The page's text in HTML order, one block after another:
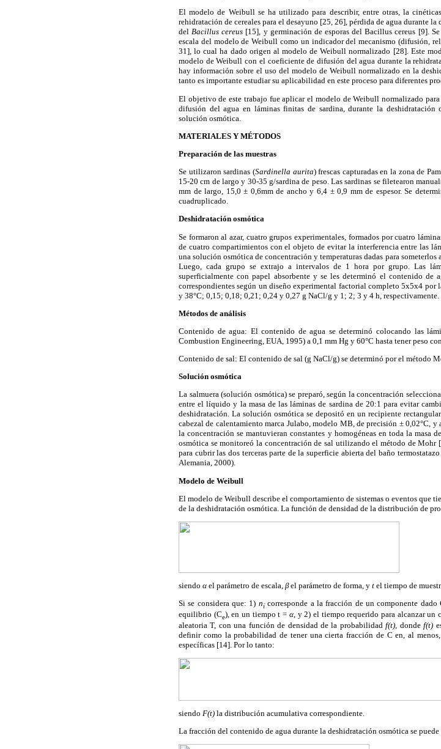
El modelo de Weibull se ha utilizado para describir, entre otras, la
rehidratación de cereales para el desayuno [25, 26], pérdida de agua durante
delBacillus cereus [15], y germinación de esporas del Bacillus cereus [9].
escala del modelo de Weibull como un indicador del mecanismo (difusión,
31], lo cual ha dado origen al modelo de Weibull normalizado [28]. Este
modelo de Weibull con el coeficiente de difusión del agua durante la
hay información sobre el uso del modelo de Weibull normalizado en la
tanto es importante estudiar su aplicabilidad en este proceso para diferentes
El objetivo de este trabajo fue aplicar el modelo de Weibull normalizado
difusión del agua en láminas finitas de sardina, durante la deshidratación
solución osmótica.
MATERIALES Y MÉTODOS
Preparación de las muestras
Se utilizaron sardinas (Sardinella aurita) frescas capturadas en la zona de
15-20 cm de largo y 30-35 g/sardina de peso. Las sardinas se filetearon
mm de largo, 15,0 ± 0,6mm de ancho y 6,4 ± 0,9 mm de espesor. Se
cuadruplicado.
Deshidratación osmótica
Se formaron al azar, cuatro grupos experimentales, formados por cuatro
de cuatro compartimientos con el objeto de evitar la interferencia entre las
una solución osmótica de concentración y temperaturas dadas para
Luego, cada grupo se extrajo a intervalos de 1 hora por grupo. Las
superficialmente con papel absorbente y se les determinó el contenido de
correspondientes según un diseño experimental factorial completo 5x5x4 por
y 38°C; 0,15; 0,18; 0,21; 0,24 y 0,27 g NaCl/g y 1; 2; 3 y 4 h, respectivamente.
Métodos de análisis
Contenido de agua: El contenido de agua se determinó colocando las
Combustion Engineering, EUA, 1995) a 0,1 mm Hg y 60°C hasta tener peso
Contenido de sal: El contenido de sal (g NaCl/g) se determinó por el método
Solución osmótica
La salmuera (solución osmótica) se preparó, según la concentración
entre el líquido y la masa de las láminas de sardina de 20:1 para evitar
deshidratación. La solución osmótica se depositó en un recipiente
cabezal de calentamiento marca Julabo, modelo MB, de precisión ± 0,02°C,
la concentración se mantuvieran constantes y homogéneas en toda la masa
osmótica se monitoreó la concentración de sal utilizando el método de
para cubrir las dos terceras parte de la superficie abierta del baño
Alemania, 2000).
Modelo de Weibull
El modelo de Weibull describe el comportamiento de sistemas o eventos que
de la deshidratación osmótica. La función de densidad de la distribución de
siendo α el parámetro de escala, βel parámetro de forma, y t el tiempo de
Si se considera que: 1) nicorresponde a la fracción de un componente
equilibrio (Ce), en un tiempo t = α, y 2) el tiempo requerido para alcanzar un
aleatoria T, con una función de densidad de la probabilidadf(t) , dondef(t)
definir como la probabilidad de tener una cierta fracción de C en, al
específicas [14]. Por lo tanto:
siendo F(t) la distribución acumulativa correspondiente.
La fracción del contenido de agua durante la deshidratación osmótica se puede